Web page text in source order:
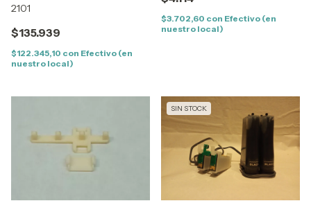
2101
$135.939
$122.345,10 con Efectivo (en
nuestro local)
$3.702,60 con Efectivo (en
nuestro local)
SIN STOCK